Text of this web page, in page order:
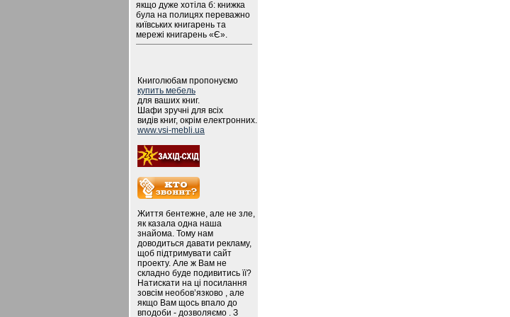
якщо дуже хотіла б: книжка
була на полицях переважно
київських книгарень та
мережі книгарень «Є».
Книголюбам пропонуємо
купить мебель
для ваших книг.
Шафи зручні для всіх
видів книг, окрім електронних.
www.vsi-mebli.ua
Життя бентежне, але не зле,
як казала одна наша
знайома. Тому нам
доводиться давати рекламу,
щоб підтримувати сайт
проекту. Але ж Вам не
складно буде подивитись її?
Натискати на ці посилання
зовсім необов’язково , але
якщо Вам щось впало до
вподоби - дозволяємо . З